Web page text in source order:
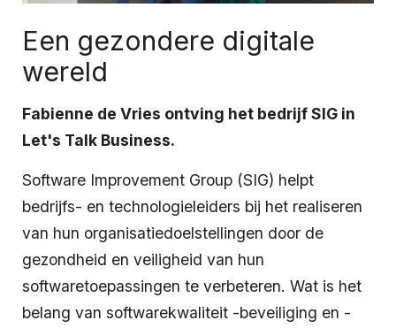
Een gezondere digitale
wereld
Fabienne de Vries ontving het bedrijf SIG in
Let's Talk Business.
Software Improvement Group (SIG) helpt
bedrijfs- en technologieleiders bij het realiseren
van hun organisatiedoelstellingen door de
gezondheid en veiligheid van hun
softwaretoepassingen te verbeteren. Wat is het
belang van softwarekwaliteit -beveiliging en -